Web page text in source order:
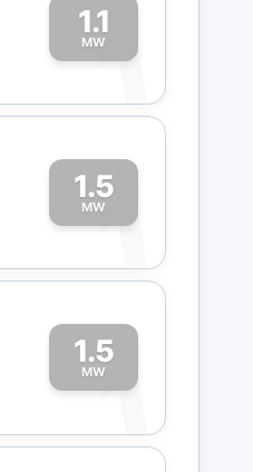
1.1
MW
1
1.5
MW
1
1.5
MW
1